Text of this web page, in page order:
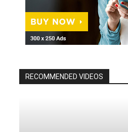
RECOMMENDED VIDEOS